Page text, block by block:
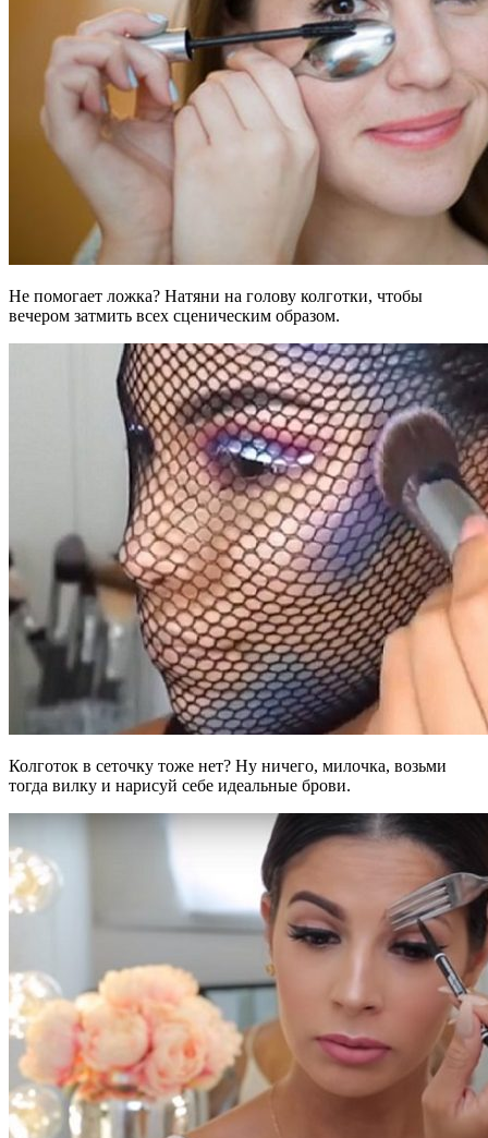
Не помогает ложка? Натяни на голову колготки, чтобы
вечером затмить всех сценическим образом.
Колготок в сеточку тоже нет? Ну ничего, милочка, возьми
тогда вилку и нарисуй себе идеальные брови.